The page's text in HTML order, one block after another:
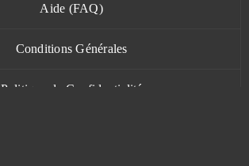
Aide (FAQ)
Conditions Générales
Politique de Confidentialité